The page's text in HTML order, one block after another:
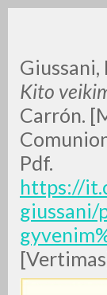
Giussani,
Kito
Carrón.
Pdf.
https://
giussani/